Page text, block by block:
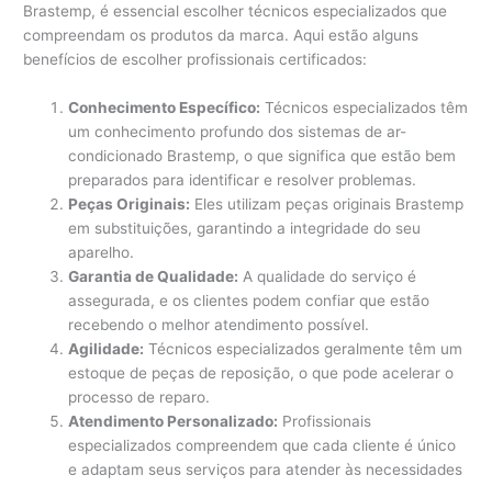
Brastemp, é essencial escolher técnicos especializados que
compreendam os produtos da marca. Aqui estão alguns
benefícios de escolher profissionais certificados:
Conhecimento Específico: Técnicos especializados têm
um conhecimento profundo dos sistemas de ar-
condicionado Brastemp, o que significa que estão bem
preparados para identificar e resolver problemas.
Peças Originais: Eles utilizam peças originais Brastemp
em substituições, garantindo a integridade do seu
aparelho.
Garantia de Qualidade: A qualidade do serviço é
assegurada, e os clientes podem confiar que estão
recebendo o melhor atendimento possível.
Agilidade: Técnicos especializados geralmente têm um
estoque de peças de reposição, o que pode acelerar o
processo de reparo.
Atendimento Personalizado: Profissionais
especializados compreendem que cada cliente é único
e adaptam seus serviços para atender às necessidades